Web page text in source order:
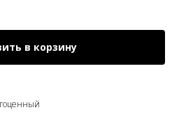
в корзину